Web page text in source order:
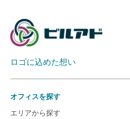
ロゴに込めた想い
オフィスを探す
エリアから探す